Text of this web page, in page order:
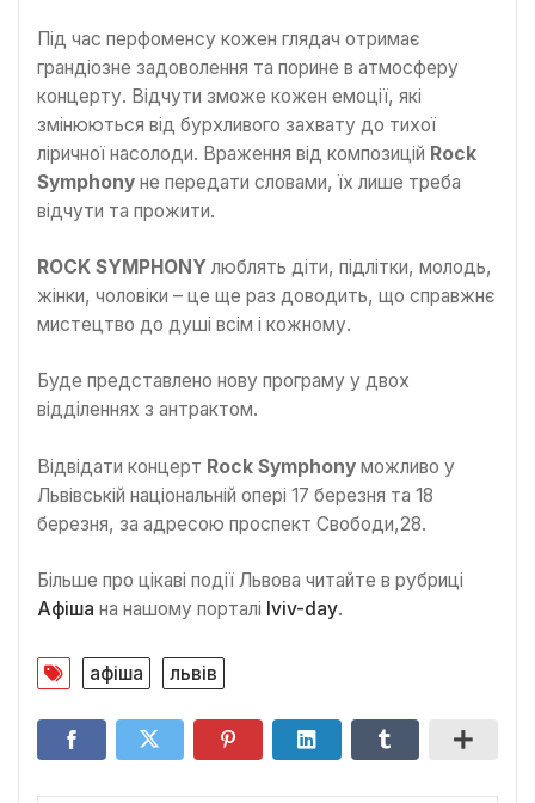
Під час перфоменсу кожен глядач отримає
грандіозне задоволення та порине в атмосферу
концерту. Відчути зможе кожен емоції, які
змінюються від бурхливого захвату до тихої
ліричної насолоди. Враження від композицій Rock
Symphony не передати словами, їх лише треба
відчути та прожити.
ROCK SYMPHONY люблять діти, підлітки, молодь,
жінки, чоловіки – це ще раз доводить, що справжнє
мистецтво до душі всім і кожному.
Буде представлено нову програму у двох
відділеннях з антрактом.
Відвідати концерт Rock Symphony можливо у
Львівській національній опері 17 березня та 18
березня, за адресою проспект Свободи,28.
Більше про цікаві події Львова читайте в рубриці
Афіша на нашому порталі lviv-day.
афіша львів